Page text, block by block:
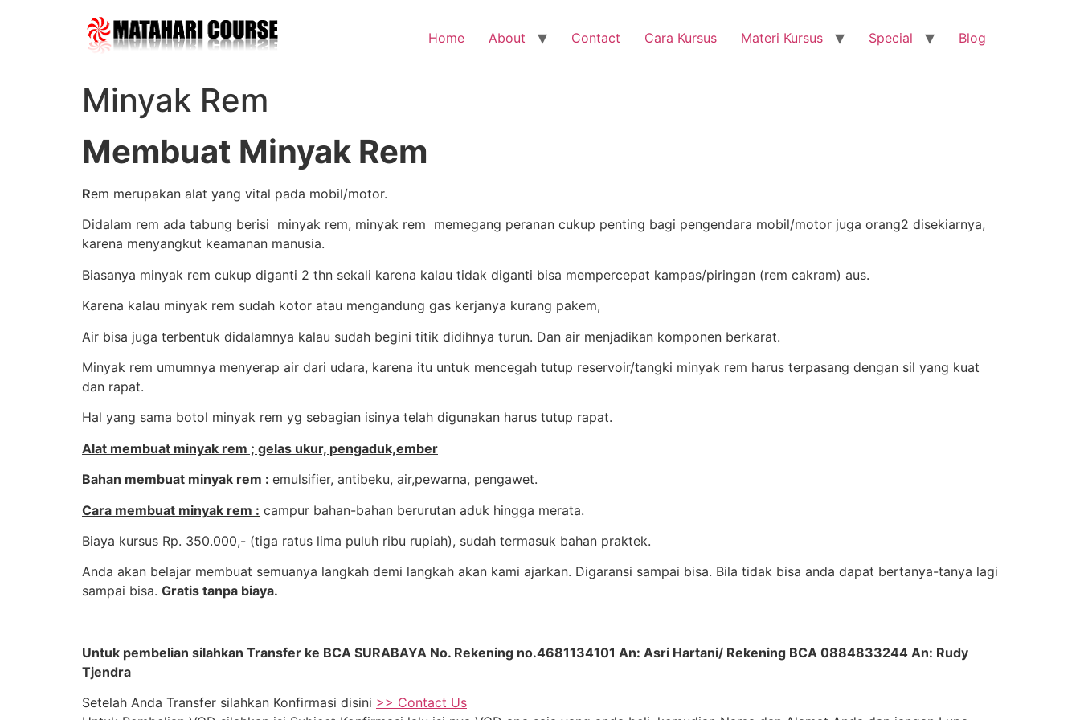
Home About Contact Cara Kursus Materi Kursus Special Blog
Minyak Rem
Membuat Minyak Rem
Rem merupakan alat yang vital pada mobil/motor.
Didalam rem ada tabung berisi minyak rem, minyak rem memegang peranan cukup penting bagi pengendara mobil/motor juga orang2 disekiarnya,
karena menyangkut keamanan manusia.
Biasanya minyak rem cukup diganti 2 thn sekali karena kalau tidak diganti bisa mempercepat kampas/piringan (rem cakram) aus.
Karena kalau minyak rem sudah kotor atau mengandung gas kerjanya kurang pakem,
Air bisa juga terbentuk didalamnya kalau sudah begini titik didihnya turun. Dan air menjadikan komponen berkarat.
Minyak rem umumnya menyerap air dari udara, karena itu untuk mencegah tutup reservoir/tangki minyak rem harus terpasang dengan sil yang kuat
dan rapat.
Hal yang sama botol minyak rem yg sebagian isinya telah digunakan harus tutup rapat.
Alat membuat minyak rem ; gelas ukur, pengaduk,ember
Bahan membuat minyak rem : emulsifier, antibeku, air,pewarna, pengawet.
Cara membuat minyak rem : campur bahan-bahan berurutan aduk hingga merata.
Biaya kursus Rp. 350.000,- (tiga ratus lima puluh ribu rupiah), sudah termasuk bahan praktek.
Anda akan belajar membuat semuanya langkah demi langkah akan kami ajarkan. Digaransi sampai bisa. Bila tidak bisa anda dapat bertanya-tanya lagi
sampai bisa. Gratis tanpa biaya.
Untuk pembelian silahkan Transfer ke BCA SURABAYA No. Rekening no.4681134101 An: Asri Hartani/ Rekening BCA 0884833244 An: Rudy
Tjendra
Setelah Anda Transfer silahkan Konfirmasi disini >> Contact Us